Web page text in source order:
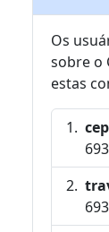
Os
sobre o
estas